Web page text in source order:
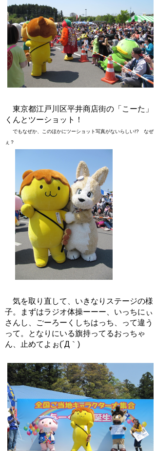
東京都江戸川区平井商店街の「こーた」
くんとツーショット！
でもなぜか、このほかにツーショット写真がないらしい!? なぜ
ぇ？
気を取り直して、いきなりステージの様
子。まずはラジオ体操ーーー、いっちにぃ
さんし、ごーろーくしちはっち、って違う
って。となりにいる旗持ってるおっちゃ
ん、止めてよぉ(´Д｀)